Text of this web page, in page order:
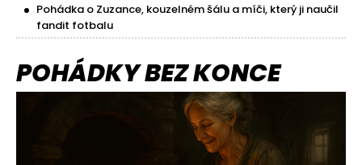
Pohádka o Zuzance, kouzelném šálu a míči, který ji naučil
fandit fotbalu
POHÁDKY BEZ KONCE